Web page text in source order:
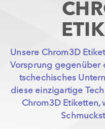
Unsere Chrom3D
Vorsprung gegenüber
tschechisches
diese einzigartige
Chrom3D Etiketten,